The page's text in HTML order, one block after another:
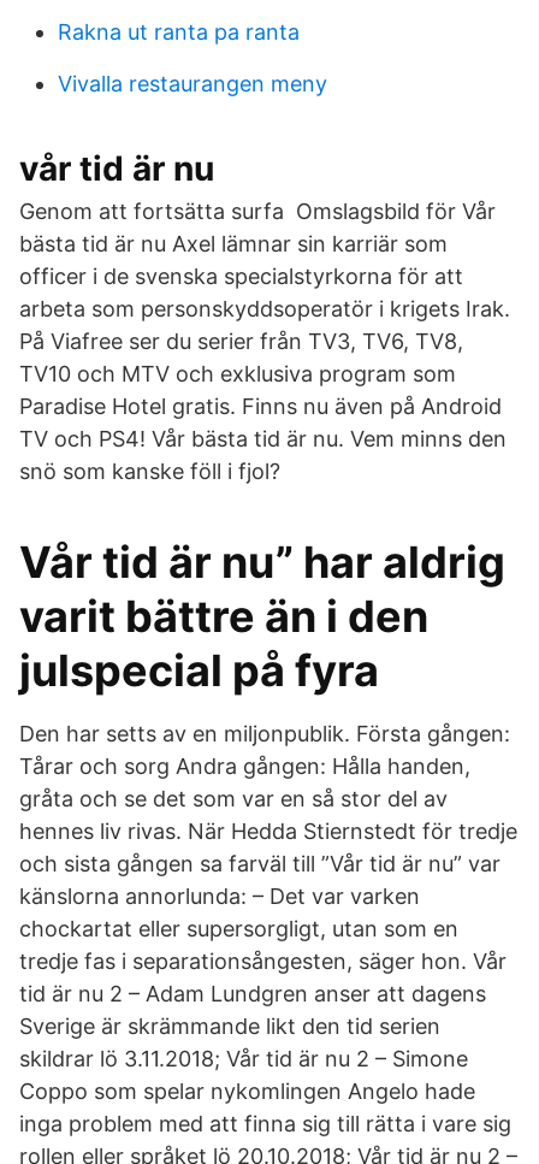
Rakna ut ranta pa ranta
Vivalla restaurangen meny
vår tid är nu
Genom att fortsätta surfa Omslagsbild för Vår
bästa tid är nu Axel lämnar sin karriär som
officer i de svenska specialstyrkorna för att
arbeta som personskyddsoperatör i krigets Irak.
På Viafree ser du serier från TV3, TV6, TV8,
TV10 och MTV och exklusiva program som
Paradise Hotel gratis. Finns nu även på Android
TV och PS4! Vår bästa tid är nu. Vem minns den
snö som kanske föll i fjol?
Vår tid är nu” har aldrig
varit bättre än i den
julspecial på fyra
Den har setts av en miljonpublik. Första gången:
Tårar och sorg Andra gången: Hålla handen,
gråta och se det som var en så stor del av
hennes liv rivas. När Hedda Stiernstedt för tredje
och sista gången sa farväl till ”Vår tid är nu” var
känslorna annorlunda: – Det var varken
chockartat eller supersorgligt, utan som en
tredje fas i separationsångesten, säger hon. Vår
tid är nu 2 – Adam Lundgren anser att dagens
Sverige är skrämmande likt den tid serien
skildrar lö 3.11.2018; Vår tid är nu 2 – Simone
Coppo som spelar nykomlingen Angelo hade
inga problem med att finna sig till rätta i vare sig
rollen eller språket lö 20.10.2018; Vår tid är nu 2 –